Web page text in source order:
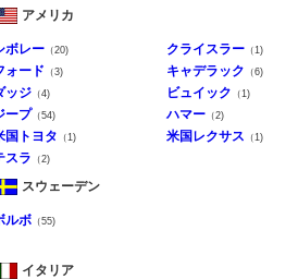
アメリカ
ボレー （20) クライスラー （1)
ォード （3) キャデラック （6)
ッジ （4) ビュイック （1)
ープ （54) ハマー （2)
国トヨタ （1) 米国レクサス （1)
スラ （2)
スウェーデン
ルボ （55)
イタリア